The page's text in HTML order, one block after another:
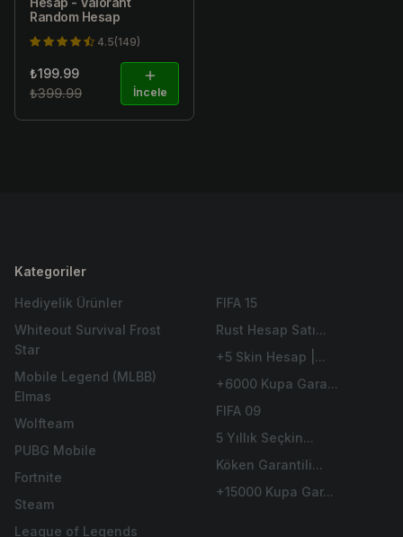
Random Hesap
4.5(149)
₺199.99
₺399.99
İncele
Kategoriler
Hediyelik Ürünler
Whiteout Survival Frost
Star
Mobile Legend (MLBB)
Elmas
Wolfteam
PUBG Mobile
Fortnite
Steam
League of Legends
FIFA 15
Rust Hesap Satı...
+5 Skin Hesap |...
+6000 Kupa Gara...
FIFA 09
5 Yıllık Seçkin...
Köken Garantili...
+15000 Kupa Gar...